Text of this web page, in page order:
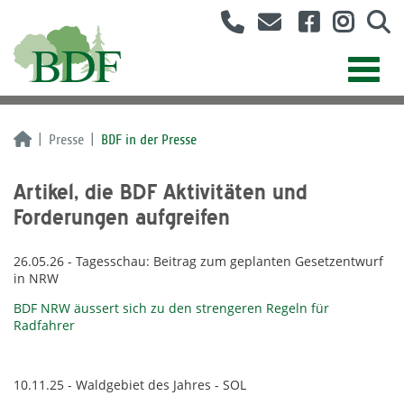
Presse BDF in der Presse
Artikel, die BDF Aktivitäten und
Forderungen aufgreifen
26.05.26 - Tagesschau: Beitrag zum geplanten Gesetzentwurf
in NRW
BDF NRW äussert sich zu den strengeren Regeln für
Radfahrer
10.11.25 - Waldgebiet des Jahres - SOL